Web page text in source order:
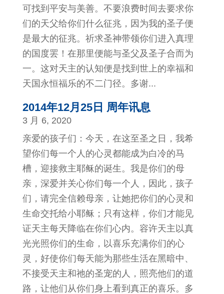
可找到平安与美善。不要浪费时间去要求你
们的天父给你们什么征兆，因为我的圣子便
是最大的征兆。祈求圣神带领你们进入真理
的国度罢！在那里便能与圣父及圣子合而为
一。这对天主的认知便是找到世上的幸福和
天国永恒福乐的不二门径。多谢...
2014年12月25日 周年讯息
3 月 6, 2020
亲爱的孩子们：今天，在这至圣之日，我希
望你们每一个人的心灵都能成为白冷的马
槽，迎接救主耶稣的诞生。我是你们的母
亲，深爱并关心你们每一个人，因此，孩子
们，请完全信赖母亲，让她把你们的心灵和
生命交托给小耶稣；只有这样，你们才能见
证天主每天降临在你们心内。容许天主以真
光光照你们的生命，以喜乐充满你们的心
灵，好使你们每天能为那些生活在黑暗中、
不接受天主和祂的圣宠的人，照亮他们的道
路，让他们从你们身上看到真正的喜乐。多